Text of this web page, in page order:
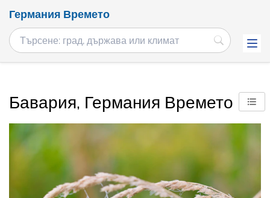
Германия Времето
Бавария, Германия Времето